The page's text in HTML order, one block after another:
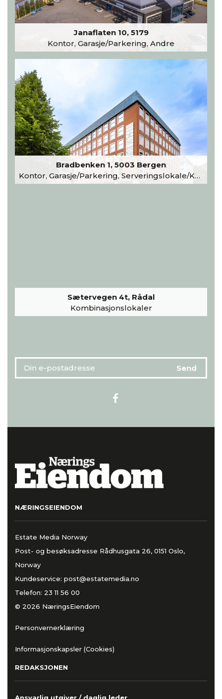
Janaflaten 10, 5179
Kontor, Garasje/Parkering, Andre
Bradbenken 1, 5003 Bergen
Kontor, Garasje/Parkering, Serveringslokale/Kantine, Undervisning/Arrangement
Sætervegen 4t, Rådal
Kombinasjonslokaler
NÆRINGSEIENDOM
Estate Media Norway
Post- og besøksadresse Rådhusgata 26, 0151 Oslo,
Norway
Kundeservice: post@estatemedia.no
Telefon: 23 11 56 00
© 2026 NæringsEiendom
Personvernerklæring
Informasjonskapsler (Cookies)
REDAKSJONEN
Ansvarlig utgiver / daglig leder